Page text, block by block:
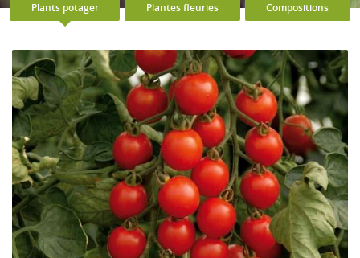
Plants potager Plantes fleuries Compositions